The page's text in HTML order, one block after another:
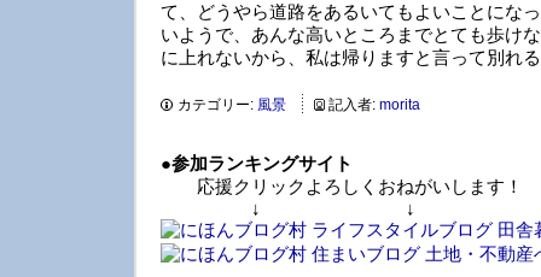
て、どうやら道路をあるいてもよいことにな
いようで、あんな高いところまでとても歩け
に上れないから、私は帰りますと言って別れ
カテゴリー: 風景 記入者: morita
●参加ランキングサイト
応援クリックよろしくおねがいします！
↓ ↓